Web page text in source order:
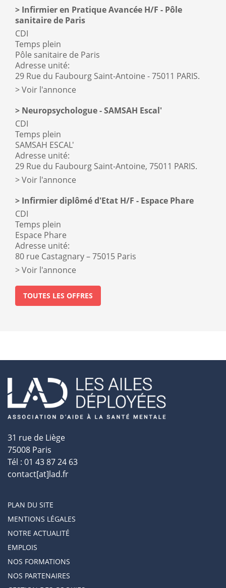
Infirmier en Pratique Avancée H/F - Pôle
sanitaire de Paris
CDI
Temps plein
Pôle sanitaire de Paris
Adresse unité:
29 Rue du Faubourg Saint-Antoine - 75011 PARIS.
Voir l'annonce
Neuropsychologue - SAMSAH Escal'
CDI
Temps plein
SAMSAH ESCAL'
Adresse unité:
29 Rue du Faubourg Saint-Antoine, 75011 PARIS.
Voir l'annonce
Infirmier diplômé d'Etat H/F - Espace Phare
CDI
Temps plein
Espace Phare
Adresse unité:
80 rue Castagnary – 75015 Paris
Voir l'annonce
TOUTES LES OFFRES
31 rue de Liège
75008 Paris
Tél : 01 43 87 24 63
contact[at]lad.fr
PLAN DU SITE
MENTIONS LÉGALES
NOTRE ACTUALITÉ
EMPLOIS
NOS FORMATIONS
NOS PARTENAIRES